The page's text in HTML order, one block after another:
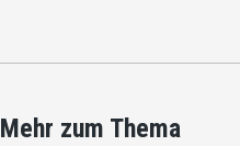
Mehr zum Thema